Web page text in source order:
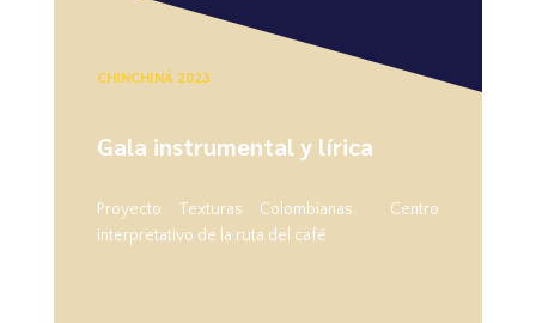
CHINCHINÁ 2023
Gala instrumental y lírica
Proyecto Texturas Colombianas. Centro
interpretativo de la ruta del café